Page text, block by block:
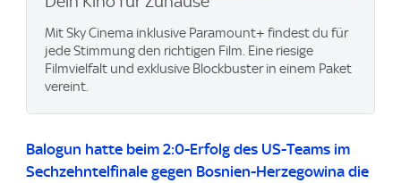
Mit Sky Cinema inklusive Paramount+​ findest du für
jede Stimmung den richtigen Film. Eine riesige
Filmvielfalt und exklusive Blockbuster in einem Paket
vereint.
Balogun hatte beim 2:0-Erfolg des US-Teams im
Sechzehntelfinale gegen Bosnien-Herzegowina die